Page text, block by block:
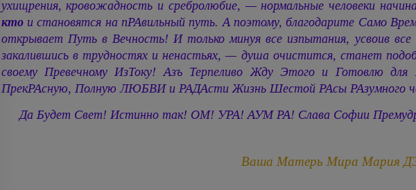
ухищрения, кровожадность и сребролюбие, — нормальные человеки
ктои становятся на пРАвильный путь. А поэтому, благодарите Само
открывает Путь в Вечность! И только минуя все изпытания, усвоив все
закалившись в трудностях и ненастьях, — душа очистится, станет
своему Превечному ИзТоку! Азъ Терпеливо Жду Этого и Готовлю для
ПрекРАсную, Полную ЛЮБВИ и РАДАсти Жизнь Шестой РАсы РАзумного
Да Будет Свет! Истинно так! ОМ! УРА!АУМ РА! Слава Софии
Ваша Матерь Мира Мария